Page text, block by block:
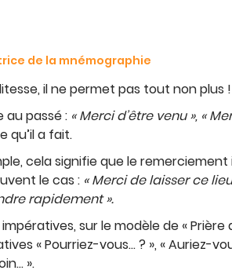
de la mnémographie
il ne permet pas tout non plus !
passé : « Merci d’être venu », «
qu’il a fait.
cela signifie que le
le cas : « Merci de laisser ce
rapidement ».
sur le modèle de «
« Pourriez-vous… ? », « Auriez-
».